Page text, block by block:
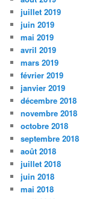
juillet 2019
juin 2019
mai 2019
avril 2019
mars 2019
février 2019
janvier 2019
décembre 2018
novembre 2018
octobre 2018
septembre 2018
août 2018
juillet 2018
juin 2018
mai 2018